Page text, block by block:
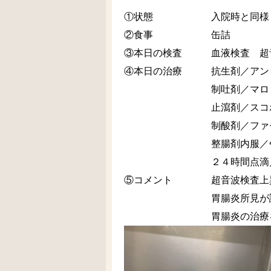
①状態 入院時と同様
②食事 缶詰
③本日の検査 血液検査 超
④本日の治療 抗生剤／アンピ
制吐剤／マロピタン
止瀉剤／スコポラミ
制酸剤／ファモチジ
整腸剤内服／午
２４時間点滴／ソ
⑤コメント 超音波検査上異
胃腸炎所見が認めら
胃腸炎の治療を行いつ